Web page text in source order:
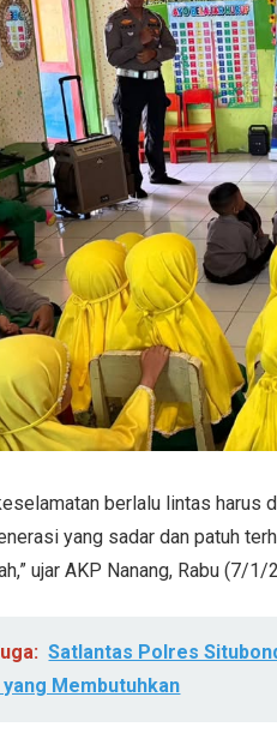
berlalu lintas harus
yang sadar dan patuh
ujar AKP Nanang, Rabu (7/1/
Satlantas Polres
Membutuhkan